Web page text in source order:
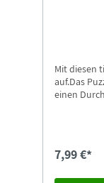
Mit diesen
auf.Das
einen
7,99 €*